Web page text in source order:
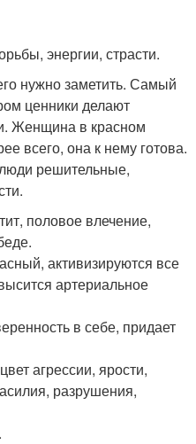
энергии, страсти.
нужно заметить. Самый
ценники делают
Женщина в красном
всего, она к нему готова.
решительные,
половое влечение,
активизируются все
артериальное
в себе, придает
агрессии, ярости,
разрушения,